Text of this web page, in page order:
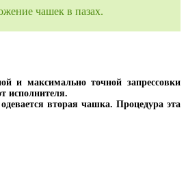
чашек в пазах.
и максимально точной запрессовки
исполнителя.
вторая чашка. Процедура эта